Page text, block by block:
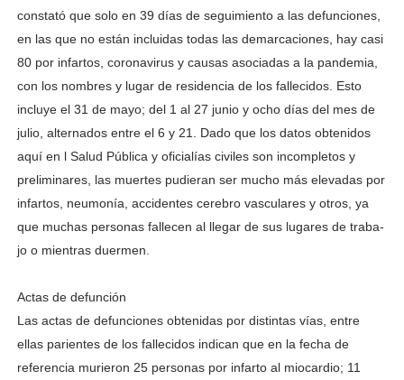
constató que solo en 39 días de seguimiento a las de­funciones,
en las que no es­tán incluidas todas las de­marcaciones, hay casi
80 por infartos, coronavirus y causas asociadas a la pandemia,
con los nombres y lugar de resi­dencia de los fallecidos. Esto
incluye el 31 de mayo; del 1 al 27 junio y ocho días del mes de
julio, alternados entre el 6 y 21. Dado que los datos obtenidos
aquí en l Salud Pú­blica y oficialías civiles son in­completos y
preliminares, las muertes pudieran ser mucho más elevadas por
infartos, neumonía, accidentes cere­bro vasculares y otros, ya
que muchas personas fallecen al llegar de sus lugares de traba­
jo o mientras duermen.
Actas de defunción
Las actas de defunciones ob­tenidas por distintas vías, en­tre
ellas parientes de los falle­cidos indican que en la fecha de
referencia murieron 25 personas por infarto al mio­cardio; 11